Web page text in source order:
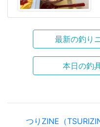
最新の釣り
本日の釣
つりZINE（